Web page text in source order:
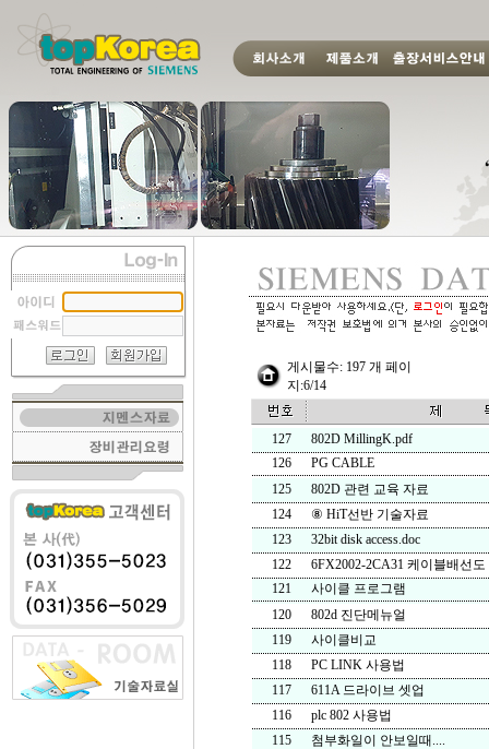
게시물수: 197 개 페이
지:6/14
127
802D MillingK.pdf
126
PG CABLE
125
802D 관련 교육 자료
124
⑧ HiT선반 기술자료
123
32bit disk access.doc
122
6FX2002-2CA31 케이블배선도
121
사이클 프로그램
120
802d 진단메뉴얼
119
사이클비교
118
PC LINK 사용법
117
611A 드라이브 셋업
116
plc 802 사용법
115
첨부화일이 안보일때....